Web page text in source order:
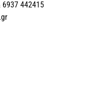
6937 442415